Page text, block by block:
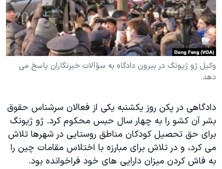
فرهنگ و زندگی
حقوق شهروندی
اقتصادی
علم و فناوری
اسرائیل در جنگ
آرشیو پخش زنده
مستندها
انتخابات ریاست جمهوری آمریکا ۲۰۲۴
حمله جمهوری اسلامی به اسرائیل
رمز مهسا
ورزش زنان در ایران
مجموعه مستندهای دادخواهی
تریبونال مردمی آبان ۹۸
دادگاه حمید نوری
دنبال کنید
زبانهای مختلف
وکیل ژو ژیونگ در بیرون دادگاه به سؤآلات خبرنگاران پاسخ می
دهد.
دادگاهی در پکن روز یکشنبه یکی از فعالان سرشناس حقوق
بشر آن کشو را به چهار سال حبس محکوم کرد. ژو ژیونگ
برای حق تحصیل کودکان مناطق روستایی در شهرها تلاش
می کرد، و در تلاش برای مبارزه با اختلاس مقامات چین را
به فاش کردن میزان دارایی های خود فراخوانده بود.